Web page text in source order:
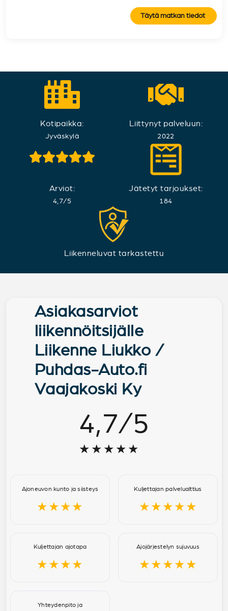
Täytä matkan tiedot
Kotipaikka:
Jyväskylä
Liittynyt palveluun:
2022
Arviot:
4,7/5
Jätetyt tarjoukset:
184
Liikenneluvat tarkastettu
4,7/5
★★★★★
Asiakasarviot
liikennöitsijälle
Liikenne Liukko /
Puhdas-Auto.fi
Vaajakoski Ky
Ajoneuvon kunto ja siisteys
★★★★
Kuljettajan palvelualttius
★★★★★
Kuljettajan ajotapa
★★★★
Ajojärjestelyn sujuvuus
★★★★★
Yhteydenpito ja